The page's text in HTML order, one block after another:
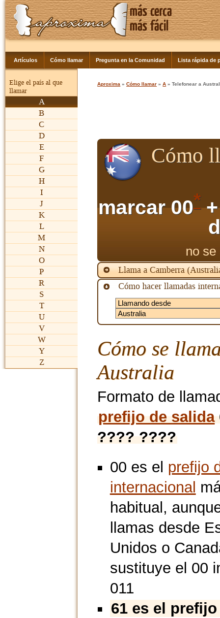
Artículos Cómo llamar Pregunta en la Comunidad Lista rápida de
Elige el país al que
llamar
A
B
C
D
E
F
G
H
I
J
K
L
M
N
O
P
R
S
T
U
V
W
Y
Z
Aproxima »Cómo llamar »A » Telefonear a
Cómo
marcar 00*+
no
Llama a Camberra
Cómo hacer llamadas
Cómo se
Australia
Formato de
prefijo de salida
???? ????
00 es el prefijo
internacional
habitual,
llamas desde
Unidos o
sustituye el 00
011
61 es el